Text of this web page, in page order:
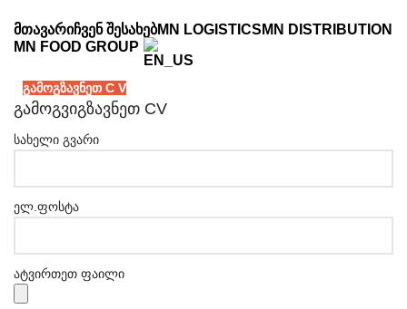
ᲛᲗᲐᲕᲐᲠᲘᲩᲕᲔᲜ ᲨᲔᲡᲐᲮᲔᲑMN LOGISTICS MN DISTRIBUTION
MN FOOD GROUP
გამოგზავნეთ C V
გამოგვიგზავნეთ CV
სახელი გვარი
ელ.ფოსტა
ატვირთეთ ფაილი